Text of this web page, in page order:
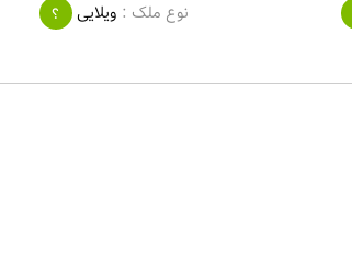
نوع ملک : ویلایی
؟